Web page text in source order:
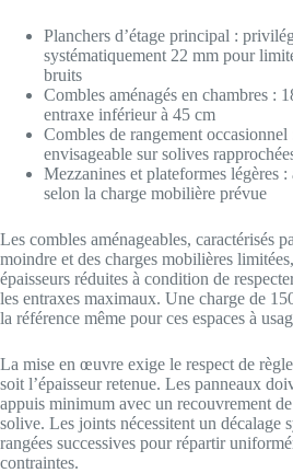
Planchers d’étage principal :
systématiquement 22 mm pour
bruits
Combles aménagés en chambres :
entraxe inférieur à 45 cm
Combles de rangement
envisageable sur solives
Mezzanines et plateformes légères :
selon la charge mobilière prévue
Les combles aménageables, caractérisés
moindre et des charges mobilières
épaisseurs réduites à condition de
les entraxes maximaux. Une charge de
la référence même pour ces espaces à
La mise en œuvre exige le respect de
soit l’épaisseur retenue. Les panneaux
appuis minimum avec un recouvrement
solive. Les joints nécessitent un décalage
rangées successives pour répartir
contraintes.